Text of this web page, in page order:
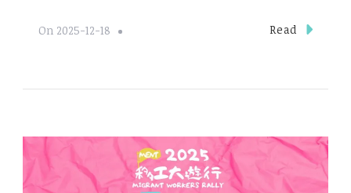
On 2025-12-18 Read